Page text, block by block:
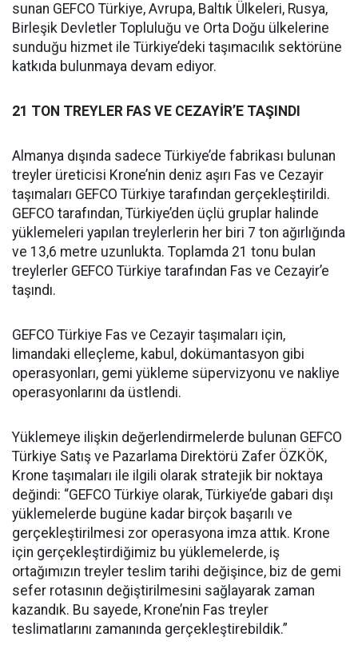
sunan GEFCO Türkiye, Avrupa, Baltık Ülkeleri, Rusya,
Birleşik Devletler Topluluğu ve Orta Doğu ülkelerine
sunduğu hizmet ile Türkiye’deki taşımacılık sektörüne
katkıda bulunmaya devam ediyor.
21 TON TREYLER FAS VE CEZAYİR’E TAŞINDI
Almanya dışında sadece Türkiye’de fabrikası bulunan
treyler üreticisi Krone’nin deniz aşırı Fas ve Cezayir
taşımaları GEFCO Türkiye tarafından gerçekleştirildi.
GEFCO tarafından, Türkiye’den üçlü gruplar halinde
yüklemeleri yapılan treylerlerin her biri 7 ton ağırlığında
ve 13,6 metre uzunlukta. Toplamda 21 tonu bulan
treylerler GEFCO Türkiye tarafından Fas ve Cezayir’e
taşındı.
GEFCO Türkiye Fas ve Cezayir taşımaları için,
limandaki elleçleme, kabul, dokümantasyon gibi
operasyonları, gemi yükleme süpervizyonu ve nakliye
operasyonlarını da üstlendi.
Yüklemeye ilişkin değerlendirmelerde bulunan GEFCO
Türkiye Satış ve Pazarlama Direktörü Zafer ÖZKÖK,
Krone taşımaları ile ilgili olarak stratejik bir noktaya
değindi: “GEFCO Türkiye olarak, Türkiye’de gabari dışı
yüklemelerde bugüne kadar birçok başarılı ve
gerçekleştirilmesi zor operasyona imza attık. Krone
için gerçekleştirdiğimiz bu yüklemelerde, iş
ortağımızın treyler teslim tarihi değişince, biz de gemi
sefer rotasının değiştirilmesini sağlayarak zaman
kazandık. Bu sayede, Krone’nin Fas treyler
teslimatlarını zamanında gerçekleştirebildik.”